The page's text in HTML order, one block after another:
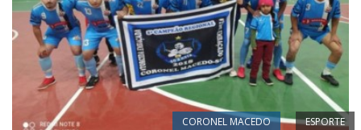
CORONEL MACEDO ESPORTE